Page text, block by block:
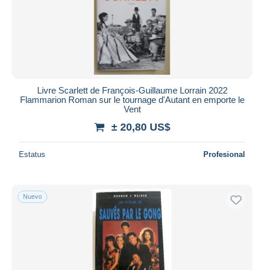
Livre Scarlett de François-Guillaume Lorrain 2022
Flammarion Roman sur le tournage d'Autant en emporte le
Vent
± 20,80 US$
Estatus Profesional
Nuevo